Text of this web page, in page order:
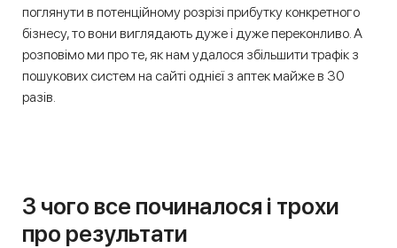
поглянути в потенційному розрізі прибутку конкретного
бізнесу, то вони виглядають дуже і дуже переконливо. А
розповімо ми про те, як нам удалося збільшити трафік з
пошукових систем на сайті однієї з аптек майже в 30
разів.
З чого все починалося і трохи
про результати